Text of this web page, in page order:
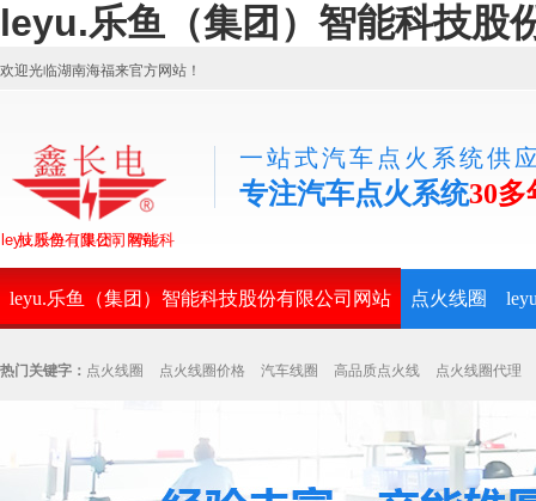
leyu.乐鱼（集团）智能科技股
欢迎光临湖南海福来官方网站！
leyu.乐鱼（集团）智能科技股份有限公司网站
一站式汽车点火系统供
专注汽车点火系统30多
leyu.乐鱼（集团）智能科技股份有限公司网站 点火线圈
热门关键字： 点火线圈 点火线圈价格 汽车线圈 高品质点火线 点火线圈代理